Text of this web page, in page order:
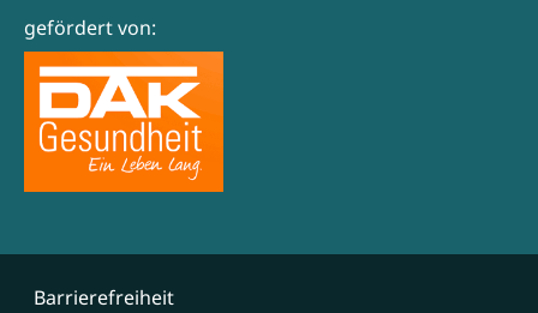
gefördert von:
Barrierefreiheit